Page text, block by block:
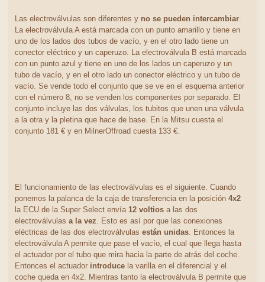
Las electroválvulas son diferentes y no se pueden intercambiar
La electroválvula A está marcada con un punto amarillo y tiene en
uno de los lados dos tubos de vacío, y en el otro lado tiene un
conector eléctrico y un caperuzo. La electroválvula B está marcada
con un punto azul y tiene en uno de los lados un caperuzo y un
tubo de vacío, y en el otro lado un conector eléctrico y un tubo de
vacío. Se vende todo el conjunto que se ve en el esquema anterior
con el número 8, no se venden los componentes por separado. El
conjunto incluye las dos válvulas, los tubitos que unen una válvula
a la otra y la pletina que hace de base. En la Mitsu cuesta el
conjunto 181 € y en MilnerOffroad cuesta 133 €.
El funcionamiento de las electroválvulas es el siguiente. Cuando
ponemos la palanca de la caja de transferencia en la posición 4x2
la ECU de la Super Select envía 12 voltios a las dos
electroválvulas a la vez . Esto es así por que las conexiones
eléctricas de las dos electroválvulas están unidas . Entonces la
electroválvula A permite que pase el vacío, el cual que llega hasta
el actuador por el tubo que mira hacia la parte de atrás del coche.
Entonces el actuador introduce la varilla en el diferencial y el
coche queda en 4x2. Mientras tanto la electroválvula B permite que